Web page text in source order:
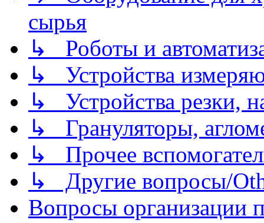
сырья
↳ Роботы и
↳ Устройства
↳ Устройства резки,
↳ Грануляторы,
↳ Прочее
↳ Другие вопросы/
Вопросы организации